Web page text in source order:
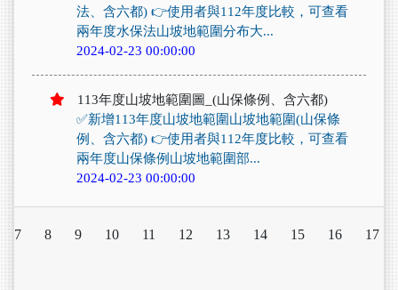
法、含六都) 👉使用者與112年度比較，可查看
兩年度水保法山坡地範圍分布大...
2024-02-23 00:00:00
113年度山坡地範圍圖_(山保條例、含六都)
✅新增113年度山坡地範圍山坡地範圍(山保條
例、含六都) 👉使用者與112年度比較，可查看
兩年度山保條例山坡地範圍部...
2024-02-23 00:00:00
7 8 9 10 11 12 13 14 15 16 17